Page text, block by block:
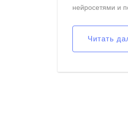
нейросетями и
Читать